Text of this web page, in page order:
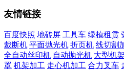
友情链接
百度快照 地砖屏 工具车 绿植租赁
裁断机 平面抛光机 折页机 线切割
全自动丝印机 自动抛光机 大型机
罩 机架加工 走心机加工 合力叉车